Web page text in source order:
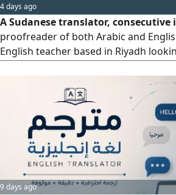
4 days ago
A Sudanese translator, consecutive
proofreader of both Arabic and
English teacher based in Riyadh
9 days ago